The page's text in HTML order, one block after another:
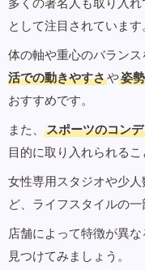
多くの著名人も取り入
として注目されています
体の軸や重心のバランス
活での動きやすさや姿
おすすめです。
また、
スポーツのコン
目的に取り入れられるこ
女性専用スタジオや少
ど、ライフスタイルの一
店舗によって特徴が異
見つけてみましょう。